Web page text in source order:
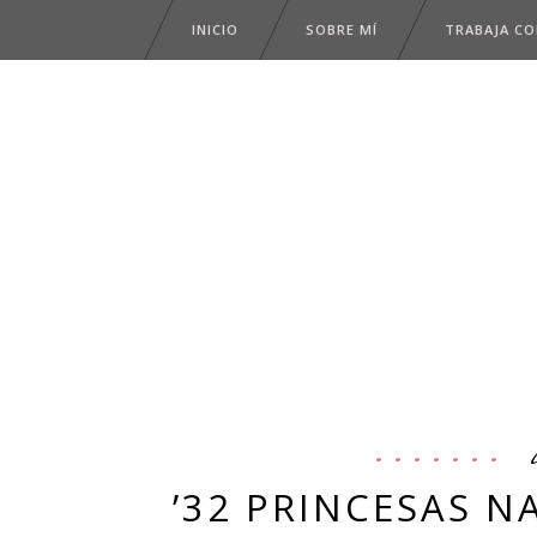
INICIO SOBRE MÍ TRABAJA
’32 PRINCESAS